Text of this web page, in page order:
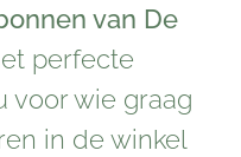
van De
perfecte
voor wie graag
in de winkel